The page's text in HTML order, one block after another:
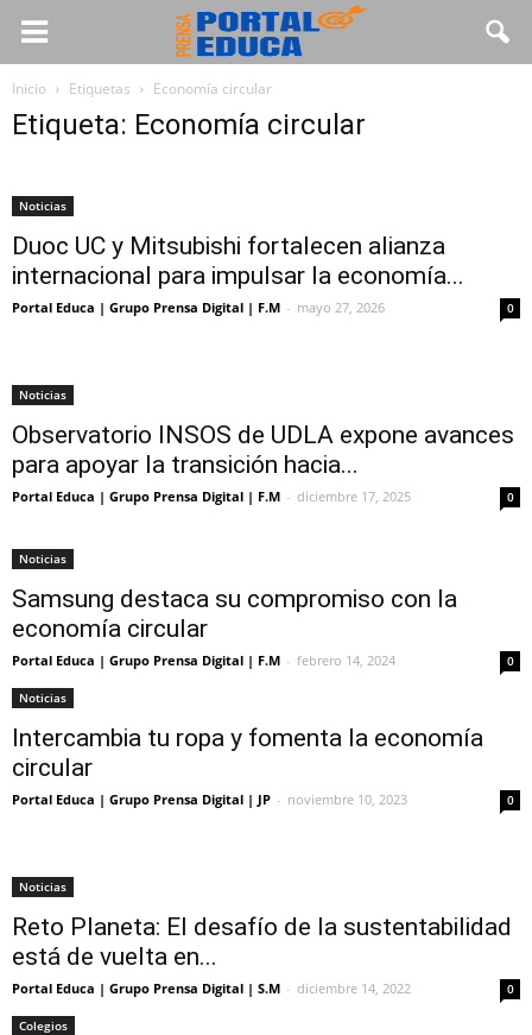
Inicio Etiquetas Economía circular
Etiqueta: Economía circular
Noticias
Duoc UC y Mitsubishi fortalecen alianza
internacional para impulsar la economía...
Portal Educa | Grupo Prensa Digital | F.M - mayo 27, 2026 0
Noticias
Observatorio INSOS de UDLA expone avances
para apoyar la transición hacia...
Portal Educa | Grupo Prensa Digital | F.M - diciembre 17, 2025 0
Noticias
Samsung destaca su compromiso con la
economía circular
Portal Educa | Grupo Prensa Digital | F.M - febrero 14, 2024 0
Noticias
Intercambia tu ropa y fomenta la economía
circular
Portal Educa | Grupo Prensa Digital | JP - noviembre 10, 2023 0
Noticias
Reto Planeta: El desafío de la sustentabilidad
está de vuelta en...
Portal Educa | Grupo Prensa Digital | S.M - diciembre 14, 2022 0
Colegios